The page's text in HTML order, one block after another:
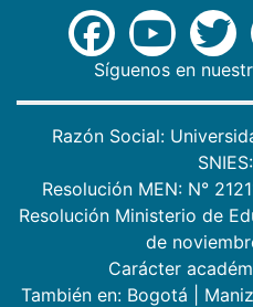
Síguenos en
Razón Social:
Resolución MEN: N°
Resolución Ministerio de
de
Carácter
También en: Bogotá